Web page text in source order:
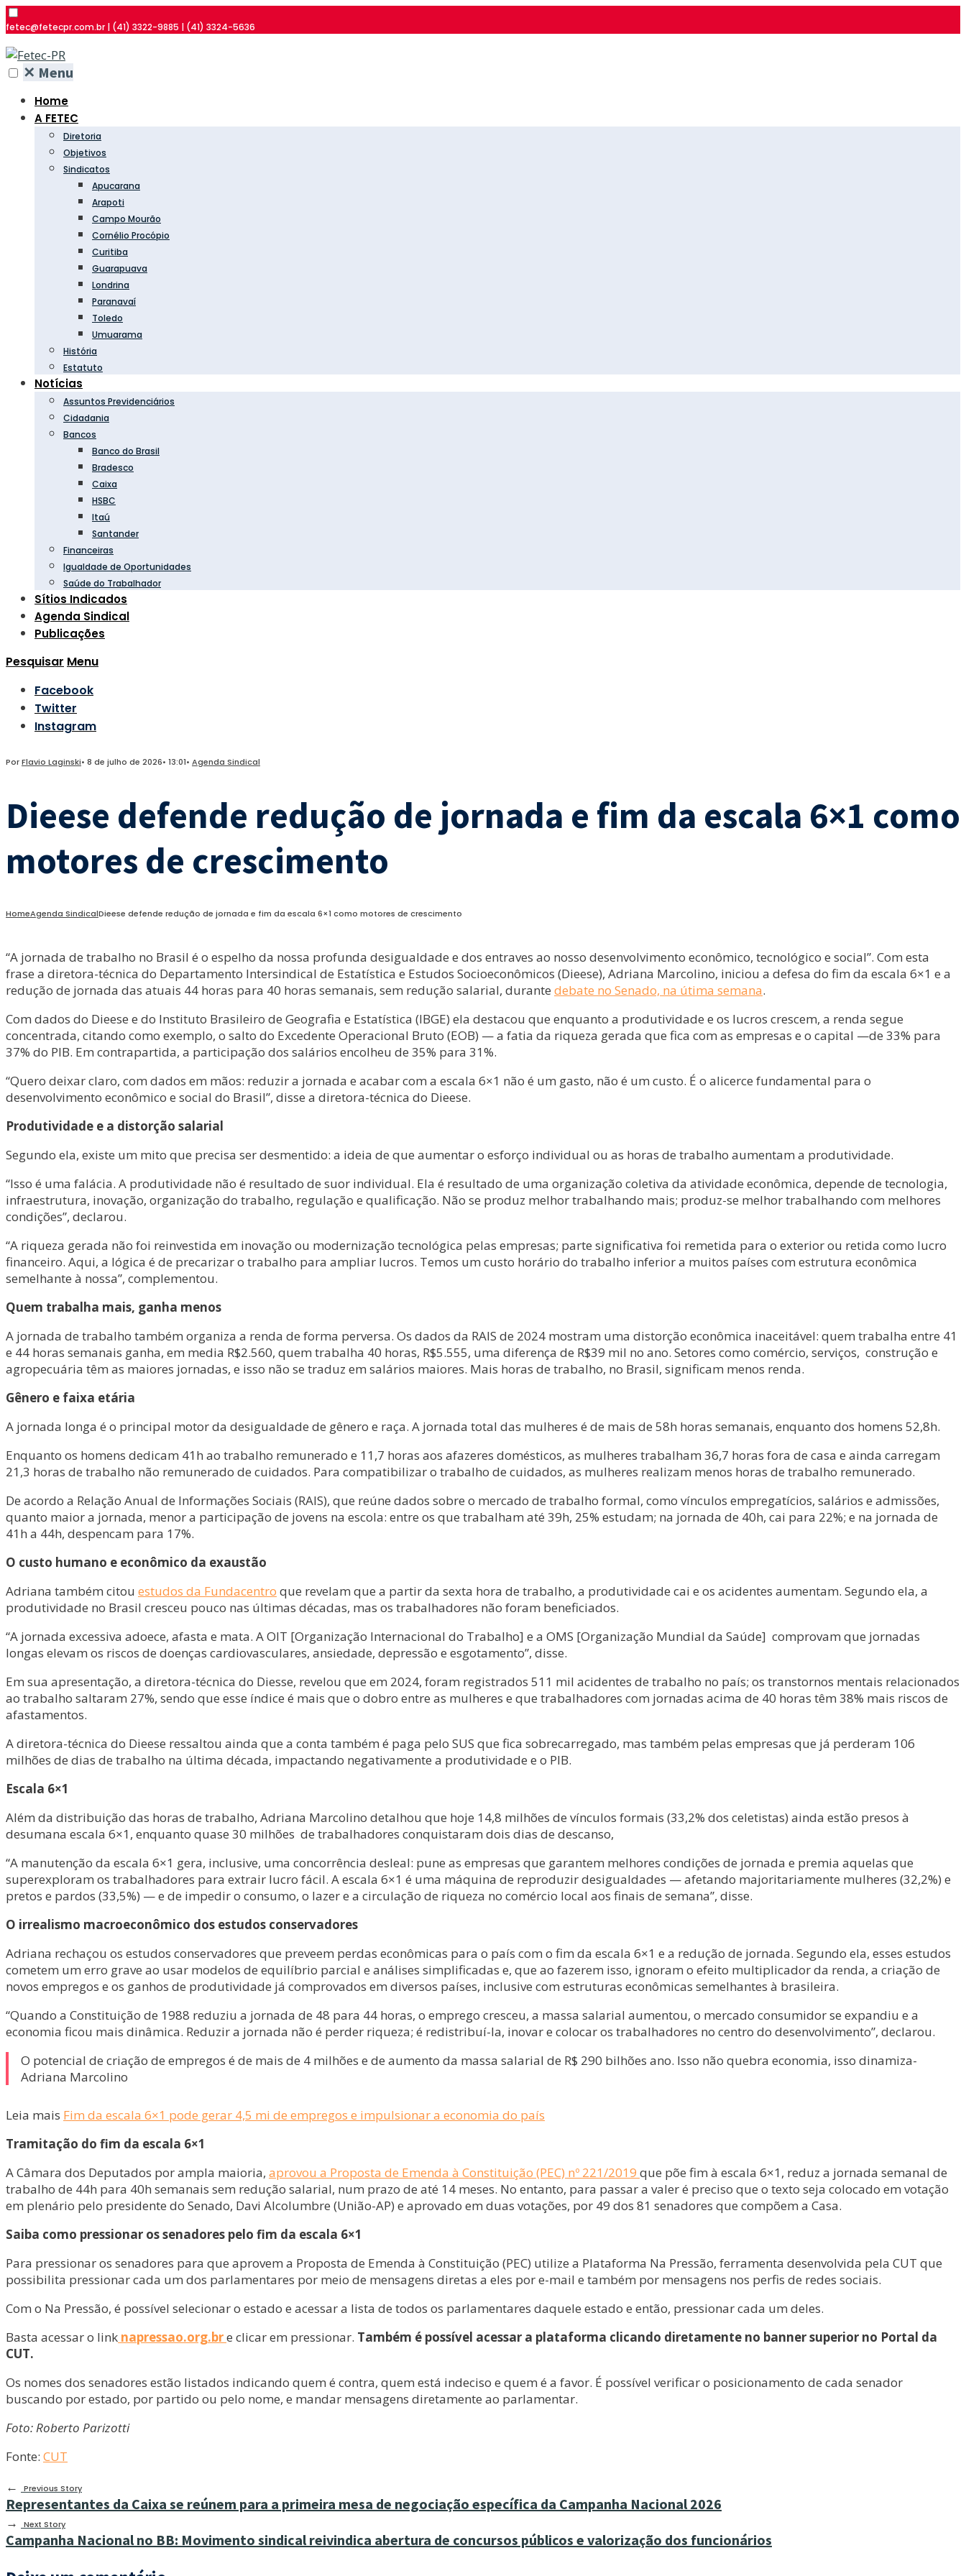
fetec@fetecpr.com.br | (41) 3322-9885 | (41) 3324-5636
✕ Menu
Home
A FETEC
Diretoria
Objetivos
Sindicatos
Apucarana
Arapoti
Campo Mourão
Cornélio Procópio
Curitiba
Guarapuava
Londrina
Paranavaí
Toledo
Umuarama
História
Estatuto
Notícias
Assuntos Previdenciários
Cidadania
Bancos
Banco do Brasil
Bradesco
Caixa
HSBC
Itaú
Santander
Financeiras
Igualdade de Oportunidades
Saúde do Trabalhador
Sítios Indicados
Agenda Sindical
Publicações
Pesquisar Menu
Facebook
Twitter
Instagram
PorFlavio Laginski• 8 de julho de 2026• 13:01• Agenda Sindical
Dieese defende redução de jornada e fim da escala 6×1 como
motores de crescimento
HomeAgenda SindicalDieese defende redução de jornada e fim da escala 6×1 como motores de crescimento
“A jornada de trabalho no Brasil é o espelho da nossa profunda desigualdade e dos entraves ao nosso desenvolvimento econômico, tecnológico e social”. Com esta
frase a diretora-técnica do Departamento Intersindical de Estatística e Estudos Socioeconômicos (Dieese), Adriana Marcolino, iniciou a defesa do fim da escala 6×1 e a
redução de jornada das atuais 44 horas para 40 horas semanais, sem redução salarial, durante debate no Senado, na útima semana.
Com dados do Dieese e do Instituto Brasileiro de Geografia e Estatística (IBGE) ela destacou que enquanto a produtividade e os lucros crescem, a renda segue
concentrada, citando como exemplo, o salto do Excedente Operacional Bruto (EOB) — a fatia da riqueza gerada que fica com as empresas e o capital —de 33% para
37% do PIB. Em contrapartida, a participação dos salários encolheu de 35% para 31%.
“Quero deixar claro, com dados em mãos: reduzir a jornada e acabar com a escala 6×1 não é um gasto, não é um custo. É o alicerce fundamental para o
desenvolvimento econômico e social do Brasil”, disse a diretora-técnica do Dieese.
Produtividade e a distorção salarial
Segundo ela, existe um mito que precisa ser desmentido: a ideia de que aumentar o esforço individual ou as horas de trabalho aumentam a produtividade.
“Isso é uma falácia. A produtividade não é resultado de suor individual. Ela é resultado de uma organização coletiva da atividade econômica, depende de tecnologia,
infraestrutura, inovação, organização do trabalho, regulação e qualificação. Não se produz melhor trabalhando mais; produz-se melhor trabalhando com melhores
condições”, declarou.
“A riqueza gerada não foi reinvestida em inovação ou modernização tecnológica pelas empresas; parte significativa foi remetida para o exterior ou retida como lucro
financeiro. Aqui, a lógica é de precarizar o trabalho para ampliar lucros. Temos um custo horário do trabalho inferior a muitos países com estrutura econômica
semelhante à nossa”, complementou.
Quem trabalha mais, ganha menos
A jornada de trabalho também organiza a renda de forma perversa. Os dados da RAIS de 2024 mostram uma distorção econômica inaceitável: quem trabalha entre 41
e 44 horas semanais ganha, em media R$2.560, quem trabalha 40 horas, R$5.555, uma diferença de R$39 mil no ano. Setores como comércio, serviços, construção e
agropecuária têm as maiores jornadas, e isso não se traduz em salários maiores. Mais horas de trabalho, no Brasil, significam menos renda.
Gênero e faixa etária
A jornada longa é o principal motor da desigualdade de gênero e raça. A jornada total das mulheres é de mais de 58h horas semanais, enquanto dos homens 52,8h.
Enquanto os homens dedicam 41h ao trabalho remunerado e 11,7 horas aos afazeres domésticos, as mulheres trabalham 36,7 horas fora de casa e ainda carregam
21,3 horas de trabalho não remunerado de cuidados. Para compatibilizar o trabalho de cuidados, as mulheres realizam menos horas de trabalho remunerado.
De acordo a Relação Anual de Informações Sociais (RAIS), que reúne dados sobre o mercado de trabalho formal, como vínculos empregatícios, salários e admissões,
quanto maior a jornada, menor a participação de jovens na escola: entre os que trabalham até 39h, 25% estudam; na jornada de 40h, cai para 22%; e na jornada de
41h a 44h, despencam para 17%.
O custo humano e econômico da exaustão
Adriana também citou estudos da Fundacentro que revelam que a partir da sexta hora de trabalho, a produtividade cai e os acidentes aumentam. Segundo ela, a
produtividade no Brasil cresceu pouco nas últimas décadas, mas os trabalhadores não foram beneficiados.
“A jornada excessiva adoece, afasta e mata. A OIT [Organização Internacional do Trabalho] e a OMS [Organização Mundial da Saúde] comprovam que jornadas
longas elevam os riscos de doenças cardiovasculares, ansiedade, depressão e esgotamento”, disse.
Em sua apresentação, a diretora-técnica do Diesse, revelou que em 2024, foram registrados 511 mil acidentes de trabalho no país; os transtornos mentais relacionados
ao trabalho saltaram 27%, sendo que esse índice é mais que o dobro entre as mulheres e que trabalhadores com jornadas acima de 40 horas têm 38% mais riscos de
afastamentos.
A diretora-técnica do Dieese ressaltou ainda que a conta também é paga pelo SUS que fica sobrecarregado, mas também pelas empresas que já perderam 106
milhões de dias de trabalho na última década, impactando negativamente a produtividade e o PIB.
Escala 6×1
Além da distribuição das horas de trabalho, Adriana Marcolino detalhou que hoje 14,8 milhões de vínculos formais (33,2% dos celetistas) ainda estão presos à
desumana escala 6×1, enquanto quase 30 milhões de trabalhadores conquistaram dois dias de descanso,
“A manutenção da escala 6×1 gera, inclusive, uma concorrência desleal: pune as empresas que garantem melhores condições de jornada e premia aquelas que
superexploram os trabalhadores para extrair lucro fácil. A escala 6×1 é uma máquina de reproduzir desigualdades — afetando majoritariamente mulheres (32,2%) e
pretos e pardos (33,5%) — e de impedir o consumo, o lazer e a circulação de riqueza no comércio local aos finais de semana”, disse.
O irrealismo macroeconômico dos estudos conservadores
Adriana rechaçou os estudos conservadores que preveem perdas econômicas para o país com o fim da escala 6×1 e a redução de jornada. Segundo ela, esses estudos
cometem um erro grave ao usar modelos de equilíbrio parcial e análises simplificadas e, que ao fazerem isso, ignoram o efeito multiplicador da renda, a criação de
novos empregos e os ganhos de produtividade já comprovados em diversos países, inclusive com estruturas econômicas semelhantes à brasileira.
“Quando a Constituição de 1988 reduziu a jornada de 48 para 44 horas, o emprego cresceu, a massa salarial aumentou, o mercado consumidor se expandiu e a
economia ficou mais dinâmica. Reduzir a jornada não é perder riqueza; é redistribuí-la, inovar e colocar os trabalhadores no centro do desenvolvimento”, declarou.
O potencial de criação de empregos é de mais de 4 milhões e de aumento da massa salarial de R$ 290 bilhões ano. Isso não quebra economia, isso dinamiza-
Adriana Marcolino
Leia mais Fim da escala 6×1 pode gerar 4,5 mi de empregos e impulsionar a economia do país
Tramitação do fim da escala 6×1
A Câmara dos Deputados por ampla maioria, aprovou a Proposta de Emenda à Constituição (PEC) nº 221/2019 que põe fim à escala 6×1, reduz a jornada semanal de
trabalho de 44h para 40h semanais sem redução salarial, num prazo de até 14 meses. No entanto, para passar a valer é preciso que o texto seja colocado em votação
em plenário pelo presidente do Senado, Davi Alcolumbre (União-AP) e aprovado em duas votações, por 49 dos 81 senadores que compõem a Casa.
Saiba como pressionar os senadores pelo fim da escala 6×1
Para pressionar os senadores para que aprovem a Proposta de Emenda à Constituição (PEC) utilize a Plataforma Na Pressão, ferramenta desenvolvida pela CUT que
possibilita pressionar cada um dos parlamentares por meio de mensagens diretas a eles por e-mail e também por mensagens nos perfis de redes sociais.
Com o Na Pressão, é possível selecionar o estado e acessar a lista de todos os parlamentares daquele estado e então, pressionar cada um deles.
Basta acessar o link napressao.org.bre clicar em pressionar. Também é possível acessar a plataforma clicando diretamente no banner superior no Portal da
CUT.
Os nomes dos senadores estão listados indicando quem é contra, quem está indeciso e quem é a favor. É possível verificar o posicionamento de cada senador
buscando por estado, por partido ou pelo nome, e mandar mensagens diretamente ao parlamentar.
Foto: Roberto Parizotti
Fonte: CUT
←
Previous Story
Representantes da Caixa se reúnem para a primeira mesa de negociação específica da Campanha Nacional 2026
→ Next Story
Campanha Nacional no BB: Movimento sindical reivindica abertura de concursos públicos e valorização dos funcionários